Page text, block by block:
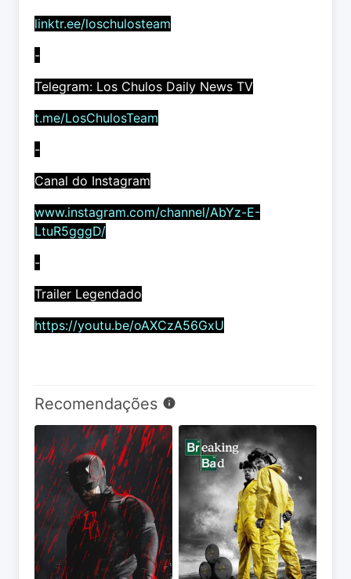
linktr.ee/loschulosteam
-
Telegram: Los Chulos Daily News TV
t.me/LosChulosTeam
-
Canal do Instagram
www.instagram.com/channel/AbYz-E-
LtuR5gggD/
-
Trailer Legendado
https://youtu.be/oAXCzA56GxU
Recomendações